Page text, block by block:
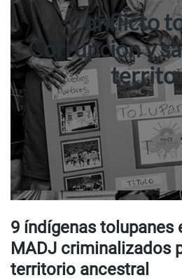
Conflicto
Corrupción y
9 índígenas tolupanes
MADJ criminalizados
territorio ancestral